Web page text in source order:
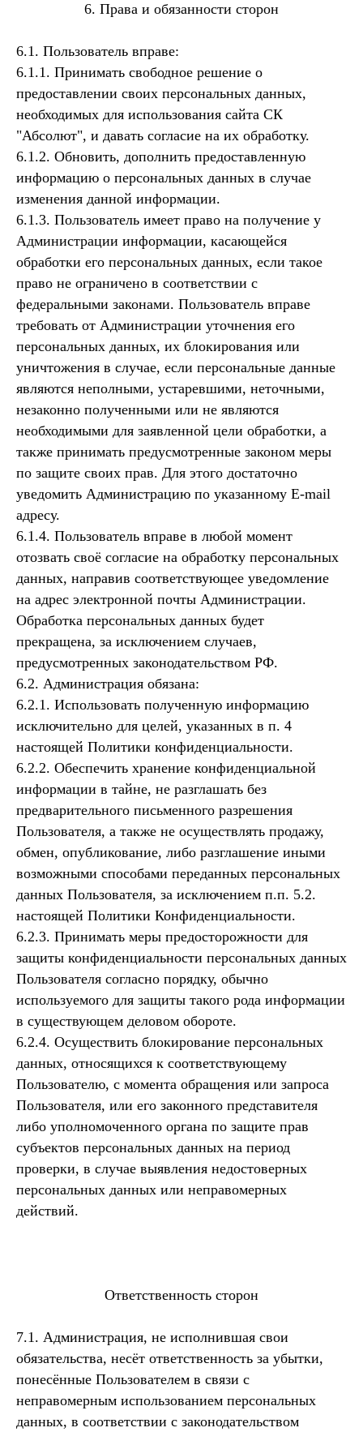
6. Права и обязанности сторон
6.1. Пользователь вправе:
6.1.1. Принимать свободное решение о
предоставлении своих персональных данных,
необходимых для использования сайта СК
"Абсолют", и давать согласие на их обработку.
6.1.2. Обновить, дополнить предоставленную
информацию о персональных данных в случае
изменения данной информации.
6.1.3. Пользователь имеет право на получение у
Администрации информации, касающейся
обработки его персональных данных, если такое
право не ограничено в соответствии с
федеральными законами. Пользователь вправе
требовать от Администрации уточнения его
персональных данных, их блокирования или
уничтожения в случае, если персональные данные
являются неполными, устаревшими, неточными,
незаконно полученными или не являются
необходимыми для заявленной цели обработки, а
также принимать предусмотренные законом меры
по защите своих прав. Для этого достаточно
уведомить Администрацию по указанному E-mail
адресу.
6.1.4. Пользователь вправе в любой момент
отозвать своё согласие на обработку персональных
данных, направив соответствующее уведомление
на адрес электронной почты Администрации.
Обработка персональных данных будет
прекращена, за исключением случаев,
предусмотренных законодательством РФ.
6.2. Администрация обязана:
6.2.1. Использовать полученную информацию
исключительно для целей, указанных в п. 4
настоящей Политики конфиденциальности.
6.2.2. Обеспечить хранение конфиденциальной
информации в тайне, не разглашать без
предварительного письменного разрешения
Пользователя, а также не осуществлять продажу,
обмен, опубликование, либо разглашение иными
возможными способами переданных персональных
данных Пользователя, за исключением п.п. 5.2.
настоящей Политики Конфиденциальности.
6.2.3. Принимать меры предосторожности для
защиты конфиденциальности персональных данных
Пользователя согласно порядку, обычно
используемого для защиты такого рода информации
в существующем деловом обороте.
6.2.4. Осуществить блокирование персональных
данных, относящихся к соответствующему
Пользователю, с момента обращения или запроса
Пользователя, или его законного представителя
либо уполномоченного органа по защите прав
субъектов персональных данных на период
проверки, в случае выявления недостоверных
персональных данных или неправомерных
действий.
Ответственность сторон
7.1. Администрация, не исполнившая свои
обязательства, несёт ответственность за убытки,
понесённые Пользователем в связи с
неправомерным использованием персональных
данных, в соответствии с законодательством